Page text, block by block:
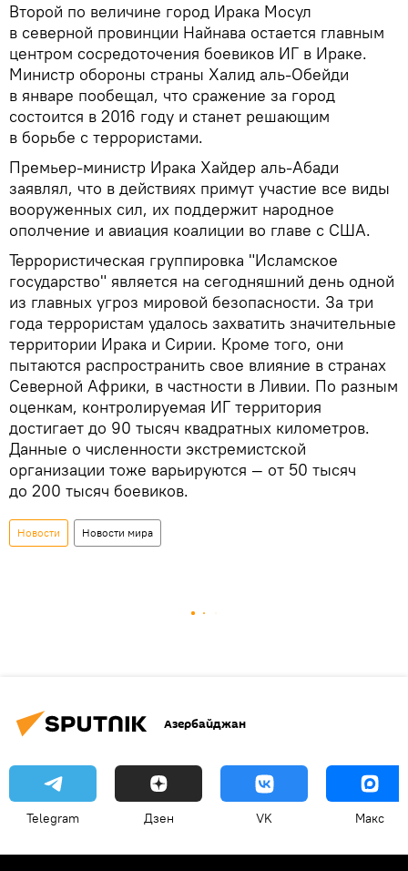
Второй по величине город Ирака Мосул
в северной провинции Найнава остается главным
центром сосредоточения боевиков ИГ в Ираке.
Министр обороны страны Халид аль-Обейди
в январе пообещал, что сражение за город
состоится в 2016 году и станет решающим
в борьбе с террористами.
Премьер-министр Ирака Хайдер аль-Абади
заявлял, что в действиях примут участие все виды
вооруженных сил, их поддержит народное
ополчение и авиация коалиции во главе с США.
Террористическая группировка "Исламское
государство" является на сегодняшний день одной
из главных угроз мировой безопасности. За три
года террористам удалось захватить значительные
территории Ирака и Сирии. Кроме того, они
пытаются распространить свое влияние в странах
Северной Африки, в частности в Ливии. По разным
оценкам, контролируемая ИГ территория
достигает до 90 тысяч квадратных километров.
Данные о численности экстремистской
организации тоже варьируются — от 50 тысяч
до 200 тысяч боевиков.
Новости Новости мира
Азербайджан
Telegram Дзен VK Макс